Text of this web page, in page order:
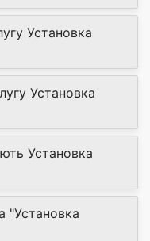
Установка
Установка
Установка
"Установка